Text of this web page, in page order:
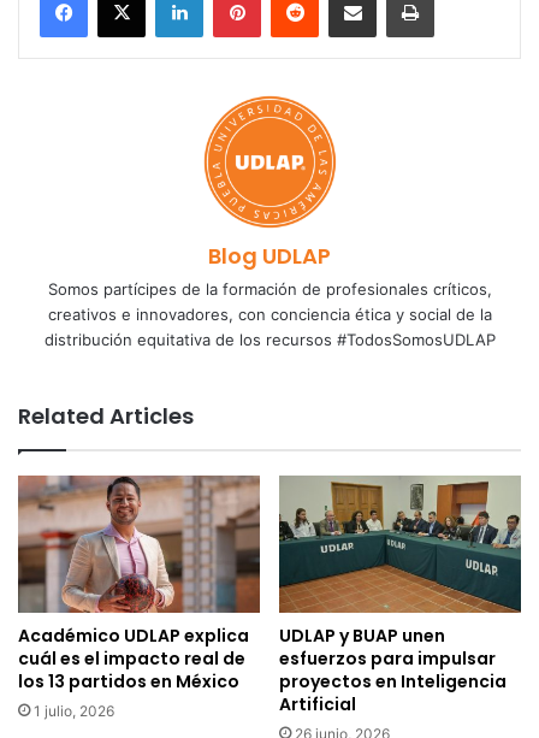
Blog UDLAP
Somos partícipes de la formación de profesionales críticos,
creativos e innovadores, con conciencia ética y social de la
distribución equitativa de los recursos #TodosSomosUDLAP
Related Articles
Académico UDLAP explica
cuál es el impacto real de
los 13 partidos en México
1 julio, 2026
UDLAP y BUAP unen
esfuerzos para impulsar
proyectos en Inteligencia
Artificial
26 junio, 2026